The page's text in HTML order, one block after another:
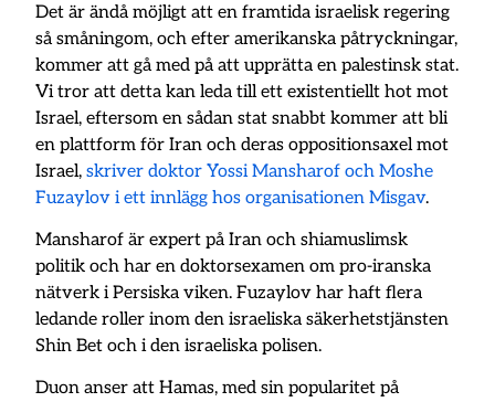
Det är ändå möjligt att en framtida israelisk regering
så småningom, och efter amerikanska påtryckningar,
kommer att gå med på att upprätta en palestinsk stat.
Vi tror att detta kan leda till ett existentiellt hot mot
Israel, eftersom en sådan stat snabbt kommer att bli
en plattform för Iran och deras oppositionsaxel mot
Israel,skriver doktor Yossi Mansharof och Moshe
Fuzaylov i ett innlägg hos organisationen Misgav.
Mansharof är expert på Iran och shiamuslimsk
politik och har en doktorsexamen om pro-iranska
nätverk i Persiska viken. Fuzaylov har haft flera
ledande roller inom den israeliska säkerhetstjänsten
Shin Bet och i den israeliska polisen.
Duon anser att Hamas, med sin popularitet på